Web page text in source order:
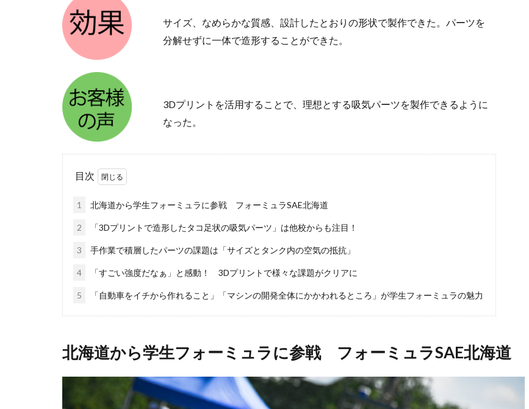
サイズ、なめらかな質感、設計したとおりの形状で製作できた。パーツを
分解せずに一体で造形することができた。
3Dプリントを活用することで、理想とする吸気パーツを製作できるように
なった。
目次
1 北海道から学生フォーミュラに参戦 フォーミュラSAE北海道
2 「3Dプリントで造形したタコ足状の吸気パーツ」は他校からも注目！
3 手作業で積層したパーツの課題は「サイズとタンク内の空気の抵抗」
4 「すごい強度だなぁ」と感動！ 3Dプリントで様々な課題がクリアに
5 「自動車をイチから作れること」「マシンの開発全体にかかわれるところ」が学生フォーミュラの魅力
北海道から学生フォーミュラに参戦 フォーミュラSAE北海道